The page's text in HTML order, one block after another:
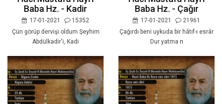
Baba Hz. - Kadir
17-01-2021
15352
Çün görüp dervişi oldum Şeyhim
Abdülkadir'i, Kadi
Baba Hz. - Çağır
17-01-2021
21961
Çağırdı beni uykuda bir hâtıf-ı esrâr
Dur yatma n